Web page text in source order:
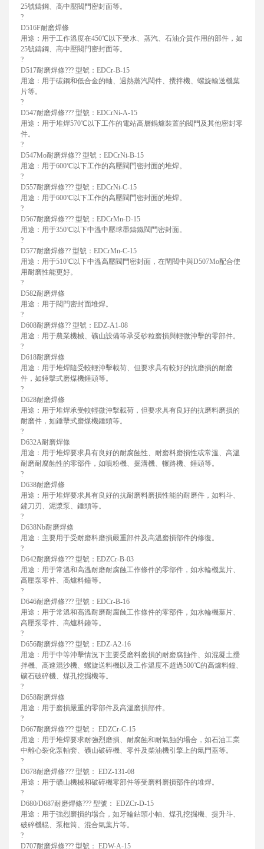
25號鑄鋼、高中壓閥門密封面等。
?
D516F耐磨焊條
用途：用于工作溫度在450℃以下受水、蒸汽、石油介質作用的部件，如
25號鑄鋼、高中壓閥門密封面等。
?
D517耐磨焊條??? 型號：EDCr-B-15
用途：用于碳鋼和低合金的軸、過熱蒸汽閥件、攪拌機、螺旋輸送機葉
片等。
?
D547耐磨焊條??? 型號：EDCrNi-A-15
用途：用于堆焊570℃以下工作的電站高層鍋爐裝置的閥門及其他密封零
件。
?
D547Mo耐磨焊條?? 型號：EDCrNi-B-15
用途：用于600℃以下工作的高壓閥門密封面的堆焊。
?
D557耐磨焊條??? 型號：EDCrNi-C-15
用途：用于600℃以下工作的高壓閥門密封面的堆焊。
?
D567耐磨焊條??? 型號：EDCrMn-D-15
用途：用于350℃以下中溫中壓球墨鑄鐵閥門密封面。
?
D577耐磨焊條?? 型號：EDCrMn-C-15
用途：用于510℃以下中溫高壓閥門密封面，在閘閥中與D507Mo配合使
用耐磨性能更好。
?
D582耐磨焊條
用途：用于閥門密封面堆焊。
?
D608耐磨焊條?? 型號：EDZ-A1-08
用途：用于農業機械、礦山設備等承受砂粒磨損與輕微沖擊的零部件。
?
D618耐磨焊條
用途：用于堆焊隨受較輕沖擊載荷、但要求具有較好的抗磨損的耐磨
件，如錘擊式磨煤機錘頭等。
?
D628耐磨焊條
用途：用于堆焊承受較輕微沖擊載荷，但要求具有良好的抗磨料磨損的
耐磨件，如錘擊式磨煤機錘頭等。
?
D632A耐磨焊條
用途：用于堆焊要求具有良好的耐腐蝕性、耐磨料磨損性或常溫、高溫
耐磨耐腐蝕性的零部件，如噴粉機、掘溝機、輾路機、錘頭等。
?
D638耐磨焊條
用途：用于堆焊要求具有良好的抗耐磨料磨損性能的耐磨件，如料斗、
鏟刀刃、泥漿泵、錘頭等。
?
D638Nb耐磨焊條
用途：主要用于受耐磨料磨損嚴重部件及高溫磨損部件的修復。
?
D642耐磨焊條??? 型號：EDZCr-B-03
用途：用于常溫和高溫耐磨耐腐蝕工作條件的零部件，如水輪機葉片、
高壓泵零件、高爐料鐘等。
?
D646耐磨焊條??? 型號：EDCr-B-16
用途：用于常溫和高溫耐磨耐腐蝕工作條件的零部件，如水輪機葉片、
高壓泵零件、高爐料鐘等。
?
D656耐磨焊條??? 型號：EDZ-A2-16
用途：用于中等沖擊情況下主要受磨料磨損的耐磨腐蝕件、如混凝土攪
拌機、高速混沙機、螺旋送料機以及工作溫度不超過500℃的高爐料鐘、
礦石破碎機、煤孔挖掘機等。
?
D658耐磨焊條
用途：用于磨損嚴重的零部件及高溫磨損部件。
?
D667耐磨焊條??? 型號： EDZCr-C-15
用途：用于堆焊要求耐強烈磨損、耐腐蝕和耐氣蝕的場合，如石油工業
中離心裂化泵軸套、礦山破碎機、零件及柴油機引擎上的氣門蓋等。
?
D678耐磨焊條??? 型號： EDZ-131-08
用途：用于礦山機械和破碎機零部件等受磨料磨損部件的堆焊。
?
D680/D687耐磨焊條??? 型號： EDZCr-D-15
用途：用于強烈磨損的場合，如牙輪鉆頭小軸、煤孔挖掘機、提升斗、
破碎機輥、泵框筒、混合氣葉片等。
?
D707耐磨焊條??? 型號： EDW-A-15